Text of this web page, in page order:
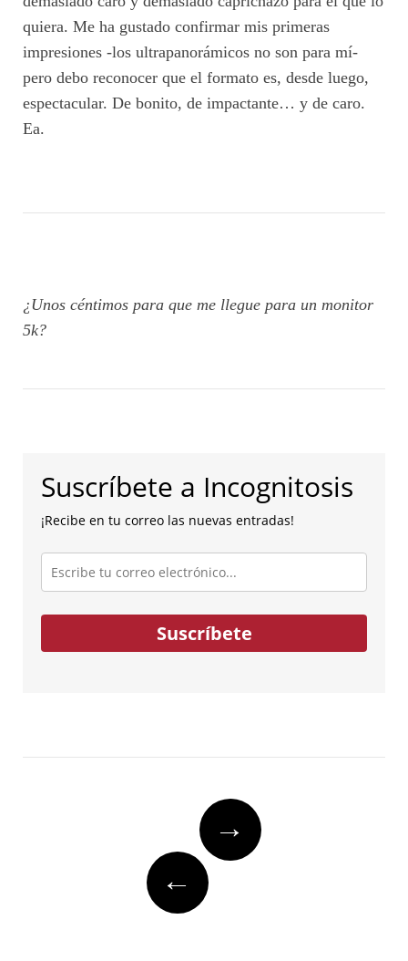
quiera. Me ha gustado confirmar mis primeras
impresiones -los ultrapanorámicos no son para mí-
pero debo reconocer que el formato es, desde luego,
espectacular. De bonito, de impactante… y de caro.
Ea.
¿Unos céntimos para que me llegue para un monitor
5k?
Suscríbete a Incognitosis
¡Recibe en tu correo las nuevas entradas!
Escribe
tu
correo
electrónico...
Suscríbete
→
←